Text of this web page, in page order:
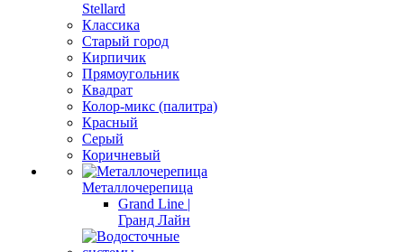
Stellard
Классика
Старый город
Кирпичик
Прямоугольник
Квадрат
Колор-микс (палитра)
Красный
Серый
Коричневый
Металлочерепица
Grand Line |
Гранд Лайн